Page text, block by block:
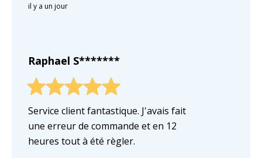
il y a un jour
Raphael S*******
Service client fantastique. J'avais fait
une erreur de commande et en 12
heures tout à été règler.